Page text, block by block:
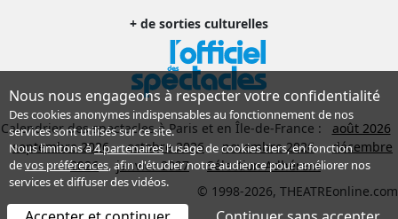
+ de sorties culturelles
Calendrier des spectacles à Paris et en Île-de-France :
août 2026
septembre 2026
octobre 2026 novembre 2026
décembre
2026
janvier 2027
Sélection Adhérent
© 1998-2026, THEATREonline.com
Nous nous engageons à respecter votre confidentialité
Des cookies anonymes indispensables au fonctionnement de nos
services sont utilisés sur ce site.
Nous limitons à4 partenairesl’usage de cookies tiers, en fonction
devos préférences, afin d'étudier notre audience pour améliorer nos
services et diffuser des vidéos.